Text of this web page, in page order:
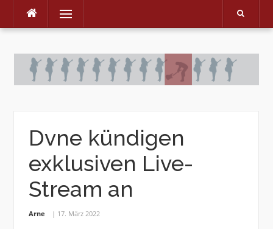
Skip
Menu
Dvne kündigen
exklusiven Live-
Stream an
Arne 17. März 2022